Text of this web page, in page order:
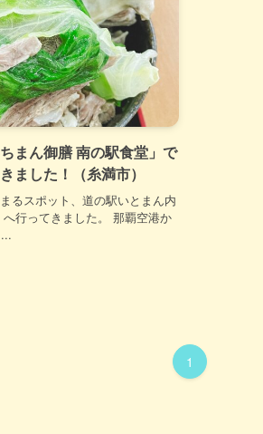
まん御膳 南の駅食堂」で
ました！（糸満市）
るスポット、道の駅いとまん内
行ってきました。 那覇空港か
1